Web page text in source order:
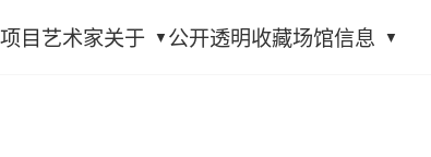
项目 艺术家关于 公开透明收藏场馆信息